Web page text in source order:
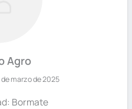
Agro
marzo de 2025
Bormate